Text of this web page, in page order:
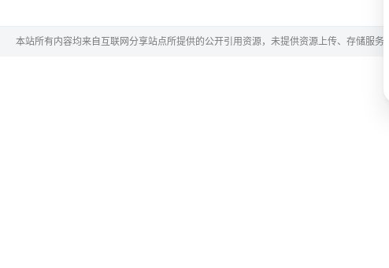
本站所有内容均来自互联网分享站点所提供的公开引用资源，未提供资源上传、存储服务。